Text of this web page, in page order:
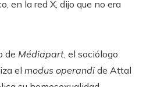
en la red X, dijo que no era
de Médiapart, el sociólogo
el modus operandi de Attal